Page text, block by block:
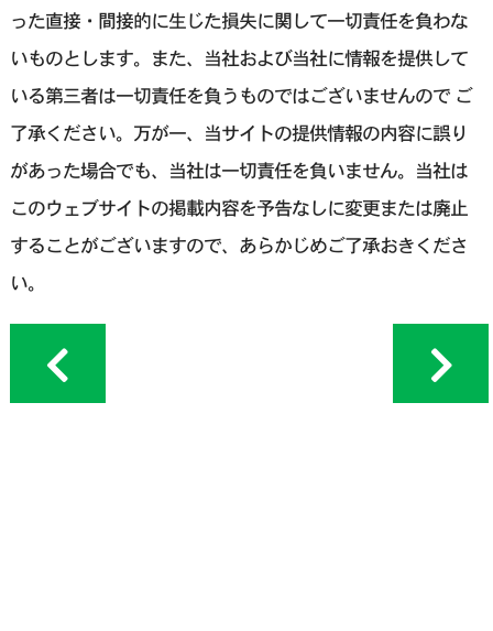
った直接・間接的に生じた損失に関して一切責任を負わな
いものとします。また、当社および当社に情報を提供して
いる第三者は一切責任を負うものではございませんので ご
了承ください。万が一、当サイトの提供情報の内容に誤り
があった場合でも、当社は一切責任を負いません。当社は
このウェブサイトの掲載内容を予告なしに変更または廃止
することがございますので、あらかじめご了承おきくださ
い。